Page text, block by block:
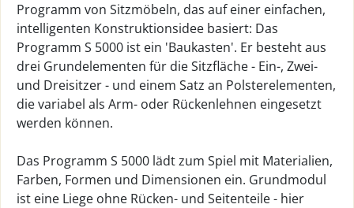
Programm von Sitzmöbeln, das auf einer einfachen,
intelligenten Konstruktionsidee basiert: Das
Programm S 5000 ist ein 'Baukasten'. Er besteht aus
drei Grundelementen für die Sitzfläche - Ein-, Zwei-
und Dreisitzer - und einem Satz an Polsterelementen,
die variabel als Arm- oder Rückenlehnen eingesetzt
werden können.
Das Programm S 5000 lädt zum Spiel mit Materialien,
Farben, Formen und Dimensionen ein. Grundmodul
ist eine Liege ohne Rücken- und Seitenteile - hier